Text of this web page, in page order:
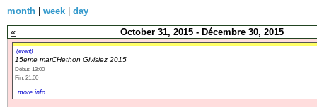
Athlétisme
Slalom In-Line
Caisse à savon
Coupe "Journal La Gruyère"
Hippisme
Marche
month | week | day
«
October 31, 2015 - Décembre 30, 2015
(event)
15eme marCHethon Givisiez 2015
Début: 13:00
Fin: 21:00
more info